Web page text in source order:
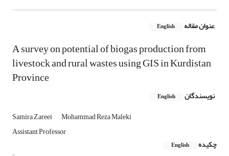
عنوان مقاله English
A survey on potential of biogas production from
livestock and rural wastes using GIS in Kurdistan
Province
نویسندگان English
Samira Zareei
Mohammad Reza Maleki
Assistant Professor
چکیده
English